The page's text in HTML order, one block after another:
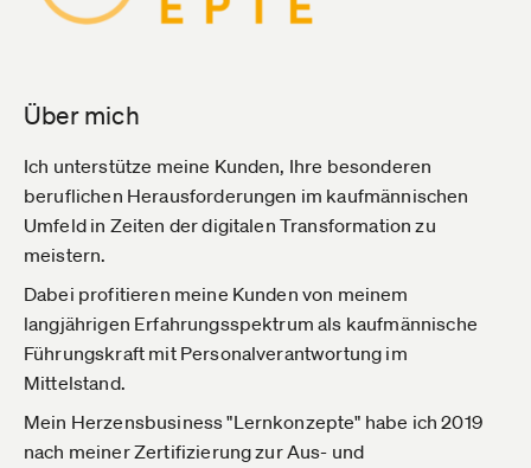
Über mich
Ich unterstütze meine Kunden, Ihre besonderen
beruflichen Herausforderungen im kaufmännischen
Umfeld in Zeiten der digitalen Transformation zu
meistern.
Dabei profitieren meine Kunden von meinem
langjährigen Erfahrungsspektrum als kaufmännische
Führungskraft mit Personalverantwortung im
Mittelstand.
Mein Herzensbusiness "Lernkonzepte" habe ich 2019
nach meiner Zertifizierung zur Aus- und